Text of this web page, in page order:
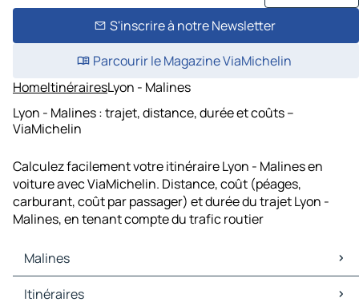
S'inscrire à notre Newsletter
Parcourir le Magazine ViaMichelin
HomeItinérairesLyon - Malines
Lyon - Malines : trajet, distance, durée et coûts –
ViaMichelin
Calculez facilement votre itinéraire Lyon - Malines en
voiture avec ViaMichelin. Distance, coût (péages,
carburant, coût par passager) et durée du trajet Lyon -
Malines, en tenant compte du trafic routier
Malines
Malines Cartes et plans
Itinéraires